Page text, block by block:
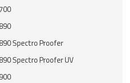
Spectro Proofer
Spectro Proofer UV